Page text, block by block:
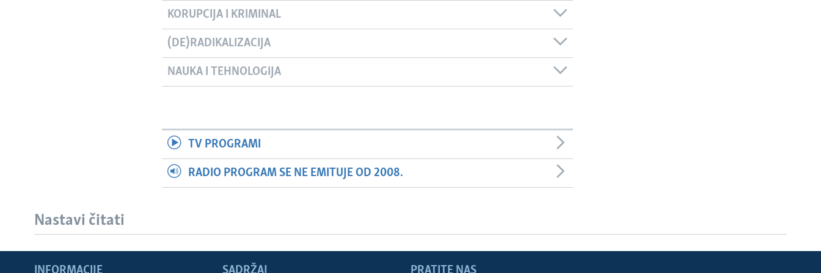
KORUPCIJA I KRIMINAL
(DE)RADIKALIZACIJA
NAUKA I TEHNOLOGIJA
TV PROGRAMI
RADIO PROGRAM SE NE EMITUJE OD 2008.
Nastavi čitati
PRATITE NAS
INFORMACIJE SADRŽAJ